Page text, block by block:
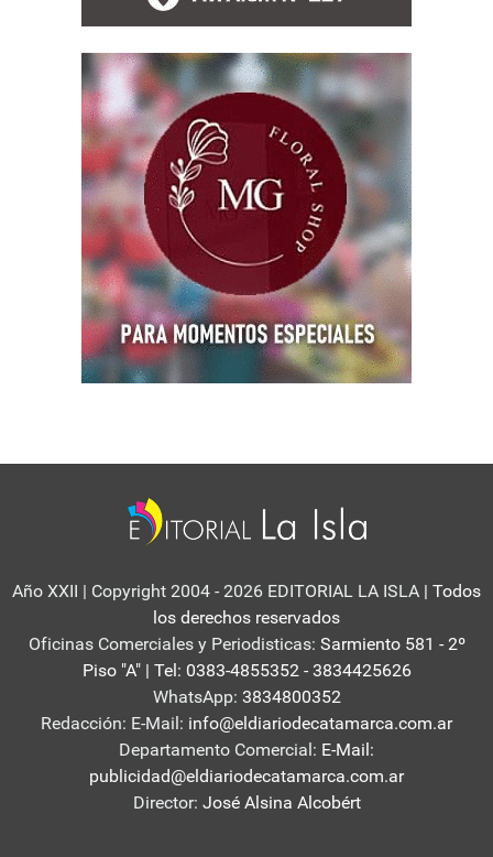
Año XXII | Copyright 2004 - 2026 EDITORIAL LA ISLA | Todos
los derechos reservados
Oficinas Comerciales y Periodisticas: Sarmiento 581 - 2º
Piso "A" | Tel: 0383-4855352 - 3834425626
WhatsApp: 3834800352
Redacción: E-Mail: info@eldiariodecatamarca.com.ar
Departamento Comercial: E-Mail:
publicidad@eldiariodecatamarca.com.ar
Director: José Alsina Alcobért